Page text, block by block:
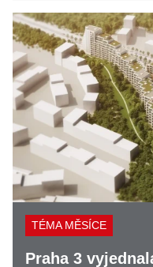
TÉMA MĚSÍCE
Praha 3